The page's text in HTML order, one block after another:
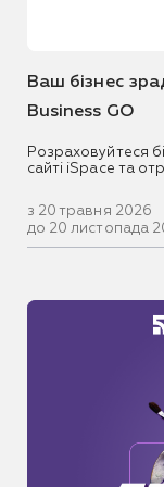
Ваш бізнес
Business GO
Розраховуйтеся
сайті iSpace та
з 20 травня 2026
до 20 листопада